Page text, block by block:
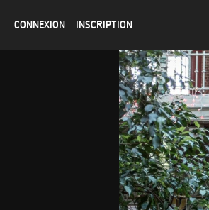
CONNEXION INSCRIPTION